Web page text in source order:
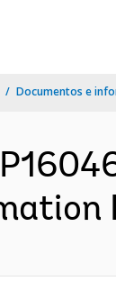
Documentos e